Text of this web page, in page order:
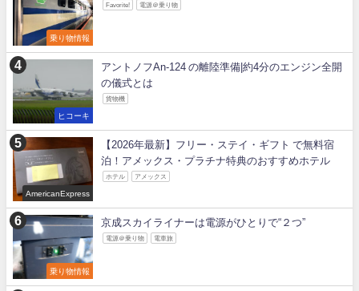
乗り物情報
Favorite! 電源＠乗り物
ヒコーキ
アントノフAn-124 の離陸準備|約4分のエンジン全開
の儀式とは
貨物機
AmericanExpress
【2026年最新】フリー・ステイ・ギフト で無料宿
泊！アメックス・プラチナ特典のおすすめホテル
ホテル アメックス
乗り物情報
京成スカイライナーは電源がひとりで“２つ”
電源＠乗り物 電車旅